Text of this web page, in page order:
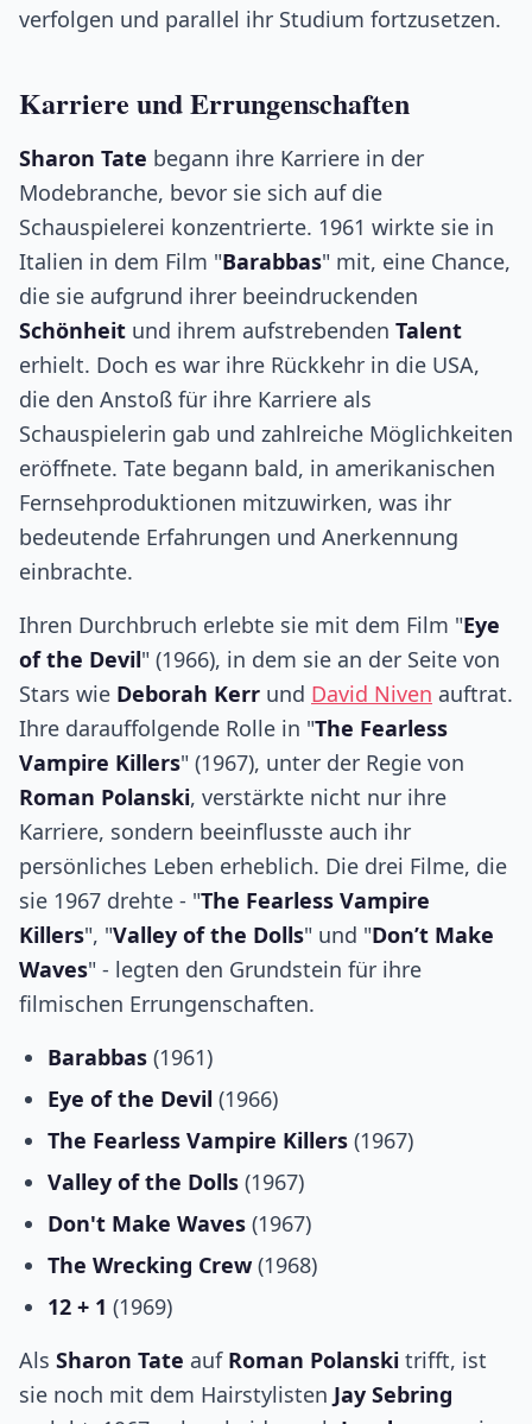
verfolgen und parallel ihr Studium fortzusetzen.
Karriere und Errungenschaften
Sharon Tate begann ihre Karriere in der
Modebranche, bevor sie sich auf die
Schauspielerei konzentrierte. 1961 wirkte sie in
Italien in dem Film "Barabbas" mit, eine Chance,
die sie aufgrund ihrer beeindruckenden
Schönheit und ihrem aufstrebenden Talent
erhielt. Doch es war ihre Rückkehr in die USA,
die den Anstoß für ihre Karriere als
Schauspielerin gab und zahlreiche Möglichkeiten
eröffnete. Tate begann bald, in amerikanischen
Fernsehproduktionen mitzuwirken, was ihr
bedeutende Erfahrungen und Anerkennung
einbrachte.
Ihren Durchbruch erlebte sie mit dem Film "Eye
of the Devil" (1966), in dem sie an der Seite von
Stars wie Deborah Kerr und David Niven auftrat.
Ihre darauffolgende Rolle in "The Fearless
Vampire Killers" (1967), unter der Regie von
Roman Polanski, verstärkte nicht nur ihre
Karriere, sondern beeinflusste auch ihr
persönliches Leben erheblich. Die drei Filme, die
sie 1967 drehte - "The Fearless Vampire
Killers", "Valley of the Dolls" und "Don’t Make
Waves" - legten den Grundstein für ihre
filmischen Errungenschaften.
Barabbas (1961)
Eye of the Devil (1966)
The Fearless Vampire Killers (1967)
Valley of the Dolls (1967)
Don't Make Waves (1967)
The Wrecking Crew (1968)
12 + 1 (1969)
Als Sharon Tate auf Roman Polanski trifft, ist
sie noch mit dem Hairstylisten Jay Sebring